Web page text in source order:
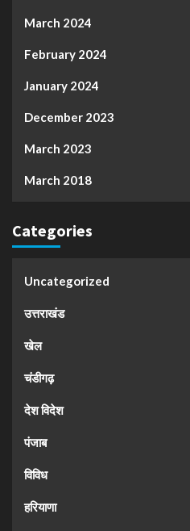
March 2024
February 2024
January 2024
December 2023
March 2023
March 2018
Categories
Uncategorized
उत्तराखंड
खेल
चंडीगढ़
देश विदेश
पंजाब
विविध
हरियाणा